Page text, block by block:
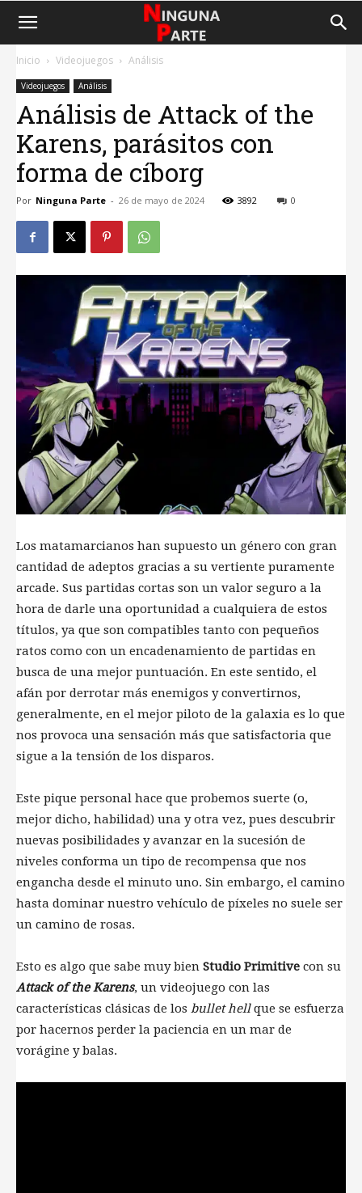
Inicio Videojuegos Análisis
Videojuegos Análisis
Análisis de Attack of the
Karens, parásitos con
forma de cíborg
Por Ninguna Parte - 26 de mayo de 2024 3892 0
Los matamarcianos han supuesto un género con gran
cantidad de adeptos gracias a su vertiente puramente
arcade. Sus partidas cortas son un valor seguro a la
hora de darle una oportunidad a cualquiera de estos
títulos, ya que son compatibles tanto con pequeños
ratos como con un encadenamiento de partidas en
busca de una mejor puntuación. En este sentido, el
afán por derrotar más enemigos y convertirnos,
generalmente, en el mejor piloto de la galaxia es lo que
nos provoca una sensación más que satisfactoria que
sigue a la tensión de los disparos.
Este pique personal hace que probemos suerte (o,
mejor dicho, habilidad) una y otra vez, pues descubrir
nuevas posibilidades y avanzar en la sucesión de
niveles conforma un tipo de recompensa que nos
engancha desde el minuto uno. Sin embargo, el camino
hasta dominar nuestro vehículo de píxeles no suele ser
un camino de rosas.
Esto es algo que sabe muy bien Studio Primitive con su
Attack of the Karens, un videojuego con las
características clásicas de los bullet hellque se esfuerza
por hacernos perder la paciencia en un mar de
vorágine y balas.